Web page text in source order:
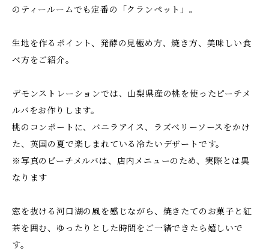
のティールームでも定番の「クランペット」。
生地を作るポイント、発酵の見極め方、焼き方、美味しい食
べ方をご紹介。
デモンストレーションでは、山梨県産の桃を使ったピーチメ
ルバをお作りします。
桃のコンポートに、バニラアイス、ラズベリーソースをかけ
た、英国の夏で楽しまれている冷たいデザートです。
※写真のピーチメルバは、店内メニューのため、実際とは異
なります
窓を抜ける河口湖の風を感じながら、焼きたてのお菓子と紅
茶を囲む、ゆったりとした時間をご一緒できたら嬉しいで
す。